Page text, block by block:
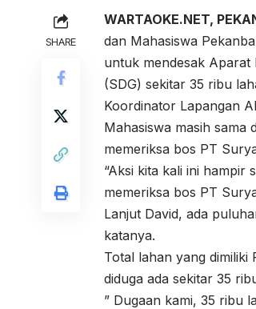
SHARE
WARTAOKE.NET,
dan Mahasiswa
untuk mendesak Aparat
(SDG) sekitar 35 ribu
Koordinator Lapangan
Mahasiswa masih sama
memeriksa bos PT
“Aksi kita kali ini hampir
memeriksa bos PT
Lanjut David, ada
katanya.
Total lahan yang
diduga ada sekitar 35
” Dugaan kami, 35 ribu